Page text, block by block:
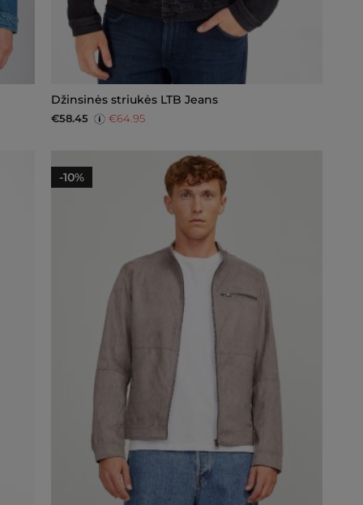
Džinsinės striukės LTB Jeans
€58.45 €64.95
-10%